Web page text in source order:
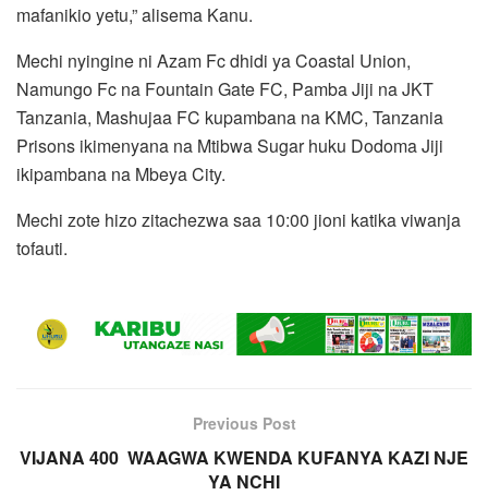
mafanikio yetu,” alisema Kanu.
Mechi nyingine ni Azam Fc dhidi ya Coastal Union,
Namungo Fc na Fountain Gate FC, Pamba Jiji na JKT
Tanzania, Mashujaa FC kupambana na KMC, Tanzania
Prisons ikimenyana na Mtibwa Sugar huku Dodoma Jiji
ikipambana na Mbeya City.
Mechi zote hizo zitachezwa saa 10:00 jioni katika viwanja
tofauti.
Previous Post
VIJANA 400 WAAGWA KWENDA KUFANYA KAZI NJE
YA NCHI